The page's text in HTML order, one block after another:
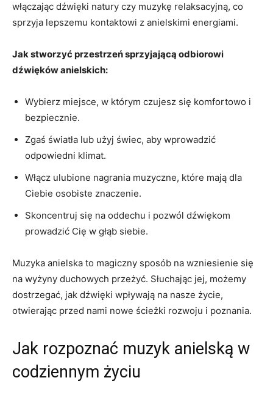
‌włączając dźwięki natury‍ czy muzykę⁤ relaksacyjną,⁢ co‍
sprzyja lepszemu kontaktowi z anielskimi⁤ energiami.
Jak stworzyć przestrzeń sprzyjającą​ odbiorowi
dźwięków ⁤anielskich:
Wybierz miejsce, w którym‌ czujesz się komfortowo i‌
bezpiecznie.
Zgaś światła ⁢lub użyj⁤ świec, aby⁤ wprowadzić
odpowiedni klimat.
Włącz ulubione nagrania muzyczne,⁤ które mają‍ dla
⁤Ciebie osobiste ⁤znaczenie.
Skoncentruj się na oddechu i pozwól‍ dźwiękom
prowadzić Cię⁣ w głąb‍ siebie.
Muzyka anielska to⁣ magiczny ⁢sposób na wzniesienie się
na wyżyny⁣ duchowych ⁢przeżyć. Słuchając ⁢jej, możemy
dostrzegać, jak ‌dźwięki wpływają na nasze życie,
⁤otwierając przed nami nowe ‌ścieżki rozwoju i⁢ poznania.
Jak ⁤rozpoznać muzyk anielską w
codziennym życiu